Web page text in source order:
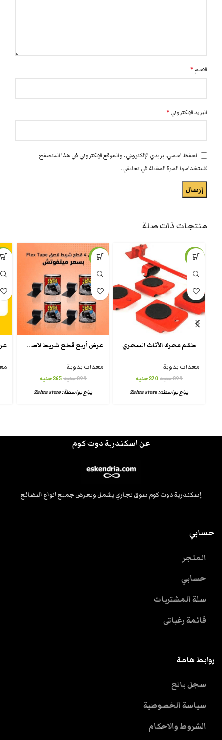
الاسم *
البريد الإلكتروني *
احفظ اسمي، بريدي الإلكتروني، والموقع الإلكتروني في هذا المتصفح
لاستخدامها المرة المقبلة في تعليقي.
منتجات ذات صلة
-20%
طقم محرك الأثاث السحري
معدات يدوية
399جنيه320جنيه
يباع بواسطة:Zahra store
-9%
عرض أربع قطع شريط لاصق Flex Tape
معدات يدوية
399جنيه365جنيه
يباع بواسطة:Zahra store
عن اسكندرية دوت كوم
إسكندرية دوت كوم سوق تجاري يشمل ويعرض جميع انواع البضائع
حسابي
المتجر
حسابي
سلة المشتريات
قائمة رغباتى
روابط هامة
سجل بائع
سياسة الخصوصية
الشروط والاحكام